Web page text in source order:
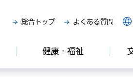
総合トップ よくある質問
健康・福祉